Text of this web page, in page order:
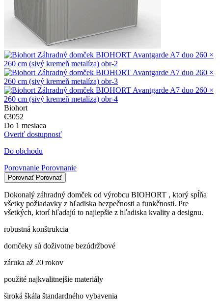
Biohort
€3052
Do 1 mesiaca
Overiť dostupnosť
Do obchodu
Porovnanie Porovnanie
Porovnať Porovnať
Dokonalý záhradný domček od výrobcu BIOHORT , ktorý spĺňa
všetky požiadavky z hľadiska bezpečnosti a funkčnosti. Pre
všetkých, ktorí hľadajú to najlepšie z hľadiska kvality a designu.
robustná konštrukcia
domčeky sú doživotne bezúdržbové
záruka až 20 rokov
použité najkvalitnejšie materiály
široká škála štandardného vybavenia